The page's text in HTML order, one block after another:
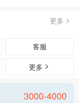
更多
客服
更多
3000-4000